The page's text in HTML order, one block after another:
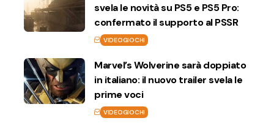
svela le novità su PS5 e PS5 Pro:
confermato il supporto al PSSR
VIDEOGIOCHI
Marvel’s Wolverine sarà doppiato
in italiano: il nuovo trailer svela le
prime voci
VIDEOGIOCHI